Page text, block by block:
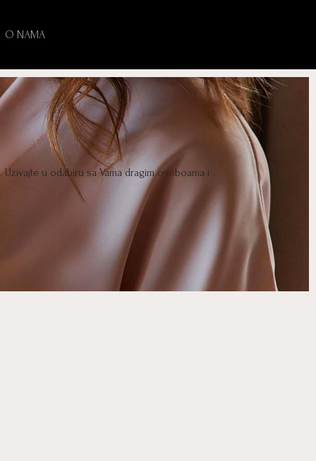
O NAMA
u odabiru sa Vama dragim osoboama i